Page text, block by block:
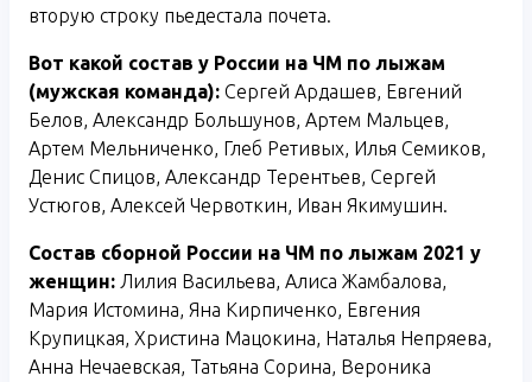
вторую строку пьедестала почета.
Вот какой состав у России на ЧМ по лыжам
(мужская команда): Сергей Ардашев, Евгений
Белов, Александр Большунов, Артем Мальцев,
Артем Мельниченко, Глеб Ретивых, Илья Семиков,
Денис Спицов, Александр Терентьев, Сергей
Устюгов, Алексей Червоткин, Иван Якимушин.
Состав сборной России на ЧМ по лыжам 2021 у
женщин: Лилия Васильева, Алиса Жамбалова,
Мария Истомина, Яна Кирпиченко, Евгения
Крупицкая, Христина Мацокина, Наталья Непряева,
Анна Нечаевская, Татьяна Сорина, Вероника